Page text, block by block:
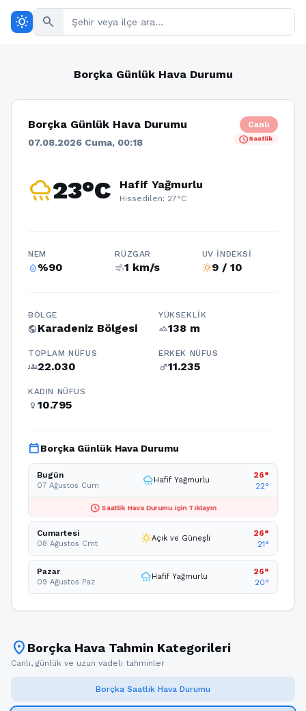
wb_sunny search
Borçka Günlük Hava Durumu
Borçka Günlük Hava Durumu
07.08.2026 Cuma, 00:18
Canlı
scheduleSaatlik
rainy23°C Hafif Yağmurlu
Hissedilen: 27°C
NEM
humidity_percentage%90
RÜZGAR
air1 km/s
UV İNDEKSI
wb_sunny9 / 10
BÖLGE
publicKaradeniz Bölgesi
YÜKSEKLIK
terrain138 m
TOPLAM NÜFUS
groups22.030
ERKEK NÜFUS
male11.235
KADIN NÜFUS
female 10.795
calendar_todayBorçka Günlük Hava Durumu
Bugün
07 Ağustos Cum rainyHafif Yağmurlu
26°
22°
schedule Saatlik Hava Durumu için Tıklayın
Cumartesi
08 Ağustos Cmt wb_sunnyAçık ve Güneşli
26°
21°
Pazar
09 Ağustos Paz rainyHafif Yağmurlu
26°
20°
location_on Borçka Hava Tahmin Kategorileri
Canlı, günlük ve uzun vadeli tahminler
Borçka Saatlik Hava Durumu